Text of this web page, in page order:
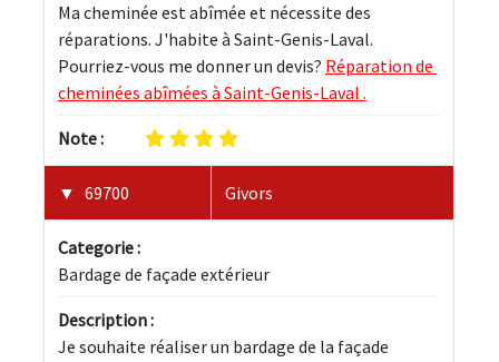
Ma cheminée est abîmée et nécessite des
réparations. J'habite à Saint-Genis-Laval.
Pourriez-vous me donner un devis? Réparation de
cheminées abîmées à Saint-Genis-Laval .
Note :
69700 Givors
Categorie :
Bardage de façade extérieur
Description :
Je souhaite réaliser un bardage de la façade